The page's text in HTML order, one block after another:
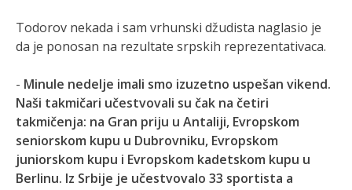
Todorov nekada i sam vrhunski džudista naglasio je
da je ponosan na rezultate srpskih reprezentativaca.
- Minule nedelje imali smo izuzetno uspešan vikend.
Naši takmičari učestvovali su čak na četiri
takmičenja: na Gran priju u Antaliji, Evropskom
seniorskom kupu u Dubrovniku, Evropskom
juniorskom kupu i Evropskom kadetskom kupu u
Berlinu. Iz Srbije je učestvovalo 33 sportista a